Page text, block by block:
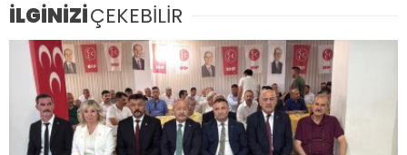
İLGİNİZİÇEKEBİLİR